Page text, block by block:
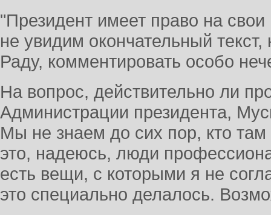
"Президент имеет право на
не увидим окончательный
Раду, комментировать особо
На вопрос, действительно ли
Администрации президента,
Мы не знаем до сих пор, кто там
это, надеюсь, люди
есть вещи, с которыми я не
это специально делалось.